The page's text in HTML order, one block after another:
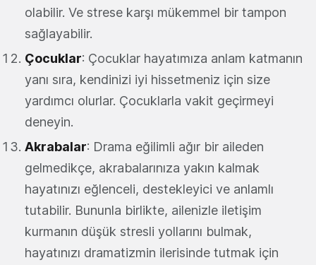
olabilir. Ve strese karşı mükemmel bir tampon
sağlayabilir.
Çocuklar: Çocuklar hayatımıza anlam katmanın
yanı sıra, kendinizi iyi hissetmeniz için size
yardımcı olurlar. Çocuklarla vakit geçirmeyi
deneyin.
Akrabalar: Drama eğilimli ağır bir aileden
gelmedikçe, akrabalarınıza yakın kalmak
hayatınızı eğlenceli, destekleyici ve anlamlı
tutabilir. Bununla birlikte, ailenizle iletişim
kurmanın düşük stresli yollarını bulmak,
hayatınızı dramatizmin ilerisinde tutmak için